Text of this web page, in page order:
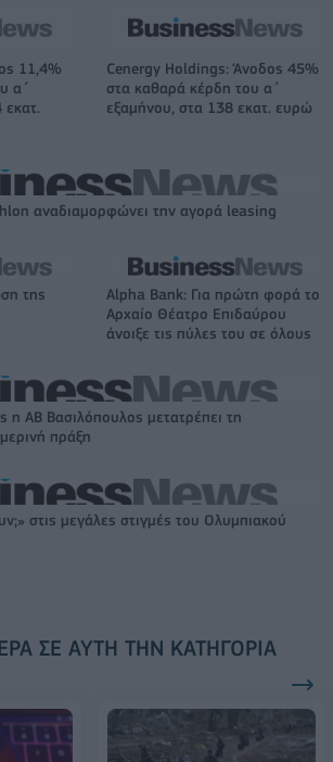
11,4%
α΄
εκατ.
Cenergy Holdings: Άνοδος 45%
στα καθαρά κέρδη του α΄
εξαμήνου, στα 138 εκατ. ευρώ
αναδιαμορφώνει την αγορά leasing
της
Alpha Bank: Για πρώτη φορά το
Αρχαίο Θέατρο Επιδαύρου
άνοιξε τις πύλες του σε όλους
η ΑΒ Βασιλόπουλος μετατρέπει τη
πράξη
στις μεγάλες στιγμές του Ολυμπιακού
ΣΕ ΑΥΤΉ ΤΗΝ ΚΑΤΗΓΟΡΊΑ